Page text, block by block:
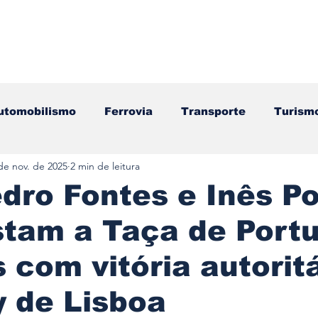
Ferrovia Transporte
Motos Autocarros
Gastronomia Videojogos/
Fontes e Inês
a Taça de
com vitória
de Lisboa
nov. de 2025 2 min de leitura